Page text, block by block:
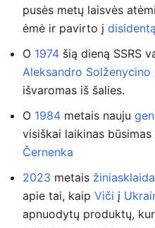
pusės metų laisvės
ėmė ir pavirto į disidentą
O 1974 šią dieną SSRS
Aleksandro Solženycino
išvaromas iš šalies.
O 1984 metais nauju
visiškai laikinas būsimas
Černenka
2023 metais žiniasklaida
apie tai, kaip Viči į
apnuodytų produktų,